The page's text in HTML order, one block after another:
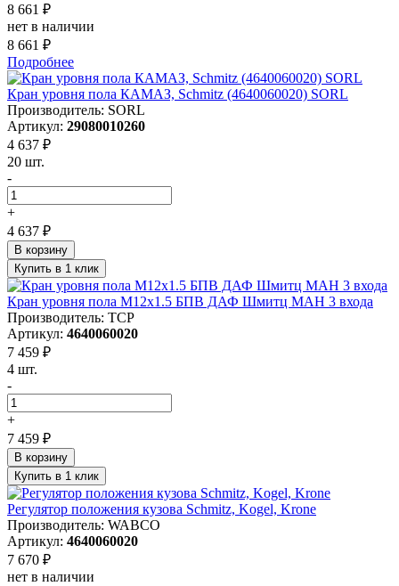
8 661 ₽
нет в наличии
8 661 ₽
Подробнее
Кран уровня пола КАМАЗ, Schmitz (4640060020) SORL
Производитель: SORL
Артикул: 29080010260
4 637 ₽
20 шт.
-
+
4 637 ₽
В корзину
Купить в 1 клик
Кран уровня пола M12x1.5 БПВ ДАФ Шмитц МАН 3 входа
Производитель: ТСР
Артикул: 4640060020
7 459 ₽
4 шт.
-
+
7 459 ₽
В корзину
Купить в 1 клик
Регулятор положения кузова Schmitz, Kogel, Krone
Производитель: WABCO
Артикул: 4640060020
7 670 ₽
нет в наличии